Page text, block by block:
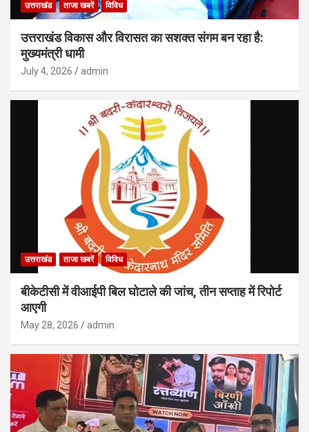
उत्तराखंड ताजा खबरें विविध
उत्तराखंड विकास और विरासत का सशक्त संगम बन रहा है:
मुख्यमंत्री धामी
July 4, 2026 admin
उत्तराखंड ताजा खबरें विविध
बीकेटीसी में वीआईपी बिल घोटाले की जांच, तीन सप्ताह में रिपोर्ट
आएगी
May 28, 2026 admin